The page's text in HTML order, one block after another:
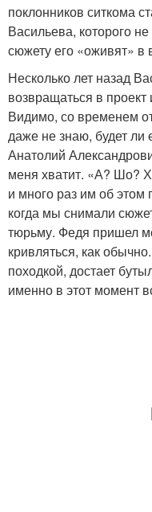
поклонников ситкома
Васильева, которого
сюжету его «оживят» в
Несколько лет назад
возвращаться в
Видимо, со временем
даже не знаю, будет
Анатолий
меня хватит. «А? Шо?
и много раз им об этом
когда мы снимали
тюрьму. Федя пришел
кривляться, как
походкой, достает
именно в этот момент